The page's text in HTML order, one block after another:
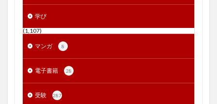
学び
(1,107)
マンガ 8
電子書籍 28
受験 287